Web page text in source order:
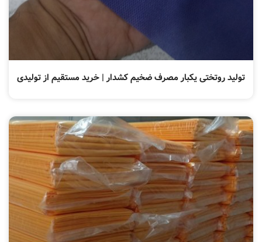
تولید روتختی یکبار مصرف ضخیم کشدار | خرید مستقیم از تولیدی